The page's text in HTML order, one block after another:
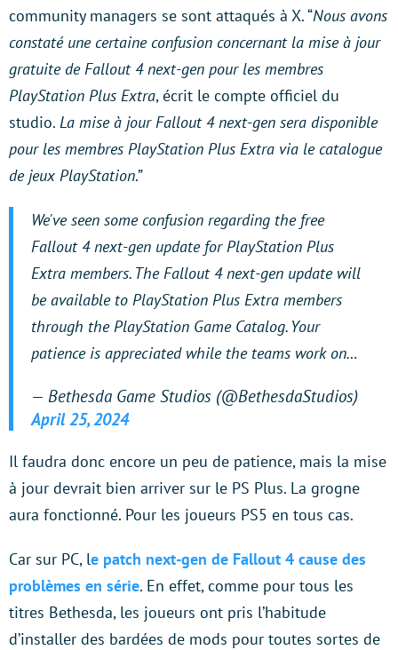
community managers se sont attaqués à X. “Nous avons
constaté une certaine confusion concernant la mise à jour
gratuite de Fallout 4 next-gen pour les membres
PlayStation Plus Extra, écrit le compte officiel du
studio. La mise à jour Fallout 4 next-gen sera disponible
pour les membres PlayStation Plus Extra via le catalogue
de jeux PlayStation.”
We've seen some confusion regarding the free
Fallout 4 next-gen update for PlayStation Plus
Extra members. The Fallout 4 next-gen update will
be available to PlayStation Plus Extra members
through the PlayStation Game Catalog. Your
patience is appreciated while the teams work on…
— Bethesda Game Studios (@BethesdaStudios)
April 25, 2024
Il faudra donc encore un peu de patience, mais la mise
à jour devrait bien arriver sur le PS Plus. La grogne
aura fonctionné. Pour les joueurs PS5 en tous cas.
Car sur PC, le patch next-gen de Fallout 4 cause des
problèmes en série. En effet, comme pour tous les
titres Bethesda, les joueurs ont pris l’habitude
d’installer des bardées de mods pour toutes sortes de